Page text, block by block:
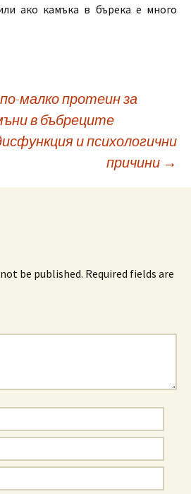
ако камъка в бърека е много
малко протеин за
в бъбреците
и психологични
причини →
be published. Required fields are